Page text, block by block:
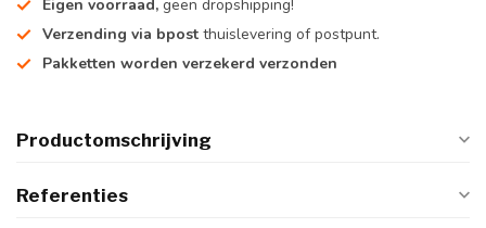
Eigen voorraad, geen dropshipping!
Verzending via bpost thuislevering of postpunt.
Pakketten worden verzekerd verzonden
Productomschrijving
Referenties